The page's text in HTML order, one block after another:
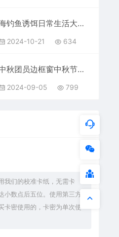
海钓鱼诱饵日常生活大全AI8.0格式激光打标文件通用矢量图
2024-10-21 634
中秋团员边框窗中秋节日快乐AI8.0格式激光打标文件通用矢量图
2024-09-05 799
我们的校准卡纸，无需卡
小数点后五位。使用第三方
卡密使用的，卡密为单次使